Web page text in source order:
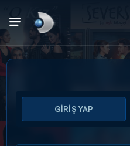
Arama
GİRİŞ YAP